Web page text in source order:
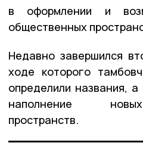
в оформлении и
общественных
Недавно завершился
ходе которого
определили названия,
наполнение
пространств.